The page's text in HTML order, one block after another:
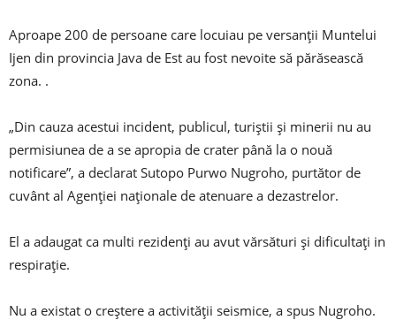
Aproape 200 de persoane care locuiau pe versanții Muntelui
Ijen din provincia Java de Est au fost nevoite să părăsească
zona. .
„Din cauza acestui incident, publicul, turiștii și minerii nu au
permisiunea de a se apropia de crater până la o nouă
notificare”, a declarat Sutopo Purwo Nugroho, purtător de
cuvânt al Agenției naționale de atenuare a dezastrelor.
El a adaugat ca multi rezidenți au avut vărsături și dificultați in
respirație.
Nu a existat o creștere a activității seismice, a spus Nugroho.